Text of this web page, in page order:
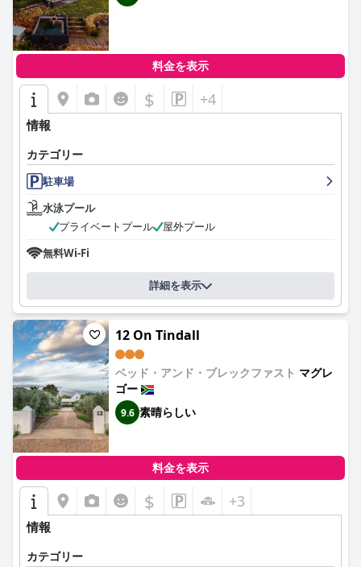
料金を表示
$ +4
情報
カテゴリー
駐車場
水泳プール
プライベートプール
屋外プール
無料Wi-Fi
詳細を表示
12 On Tindall
ベッド・アンド・ブレックファスト マグレ
ゴー
9.6 素晴らしい
料金を表示
$ +3
情報
カテゴリー